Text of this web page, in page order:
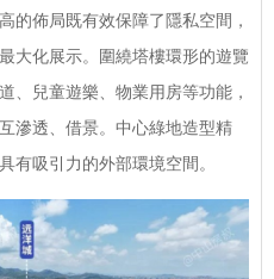
的佈局既有效保障了隱私空間，
大化展示。圍繞塔樓環形的遊覽
、兒童遊樂、物業用房等功能，
滲透、借景。中心綠地造型精
有吸引力的外部環境空間。